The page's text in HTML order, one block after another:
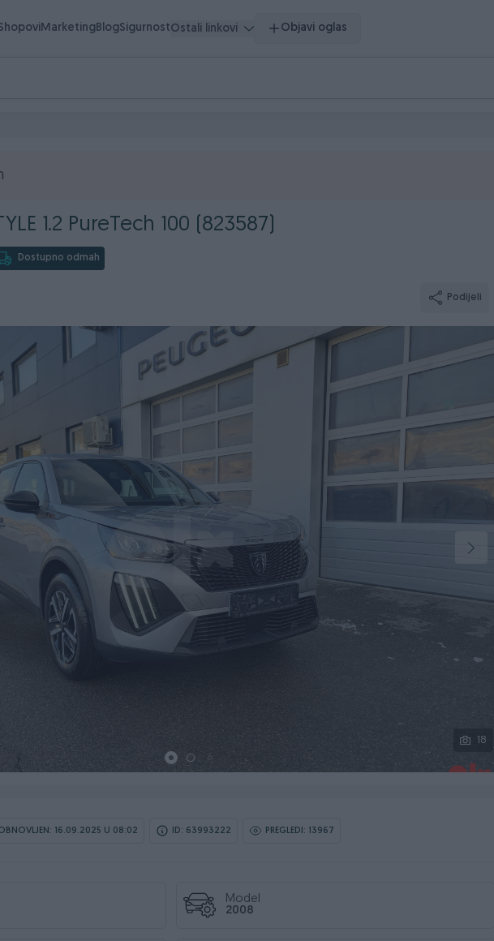
MarketingBlogSigurnostOstali linkovi Objavi oglas
1.2 PureTech 100 (823587)
Dostupno odmah
Podijeli
18
16.09.2025 U 08:02 ID: 63993222 PREGLEDI: 13967
Model
2008